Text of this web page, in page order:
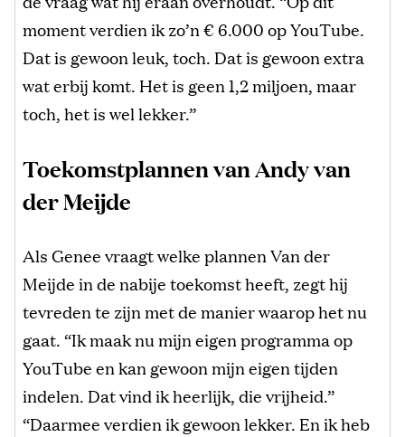
moment verdien ik zo’n € 6.000 op YouTube.
Dat is gewoon leuk, toch. Dat is gewoon extra
wat erbij komt. Het is geen 1,2 miljoen, maar
toch, het is wel lekker.”
Toekomstplannen van Andy van
der Meijde
Als Genee vraagt welke plannen Van der
Meijde in de nabije toekomst heeft, zegt hij
tevreden te zijn met de manier waarop het nu
gaat. “Ik maak nu mijn eigen programma op
YouTube en kan gewoon mijn eigen tijden
indelen. Dat vind ik heerlijk, die vrijheid.”
“Daarmee verdien ik gewoon lekker. En ik heb